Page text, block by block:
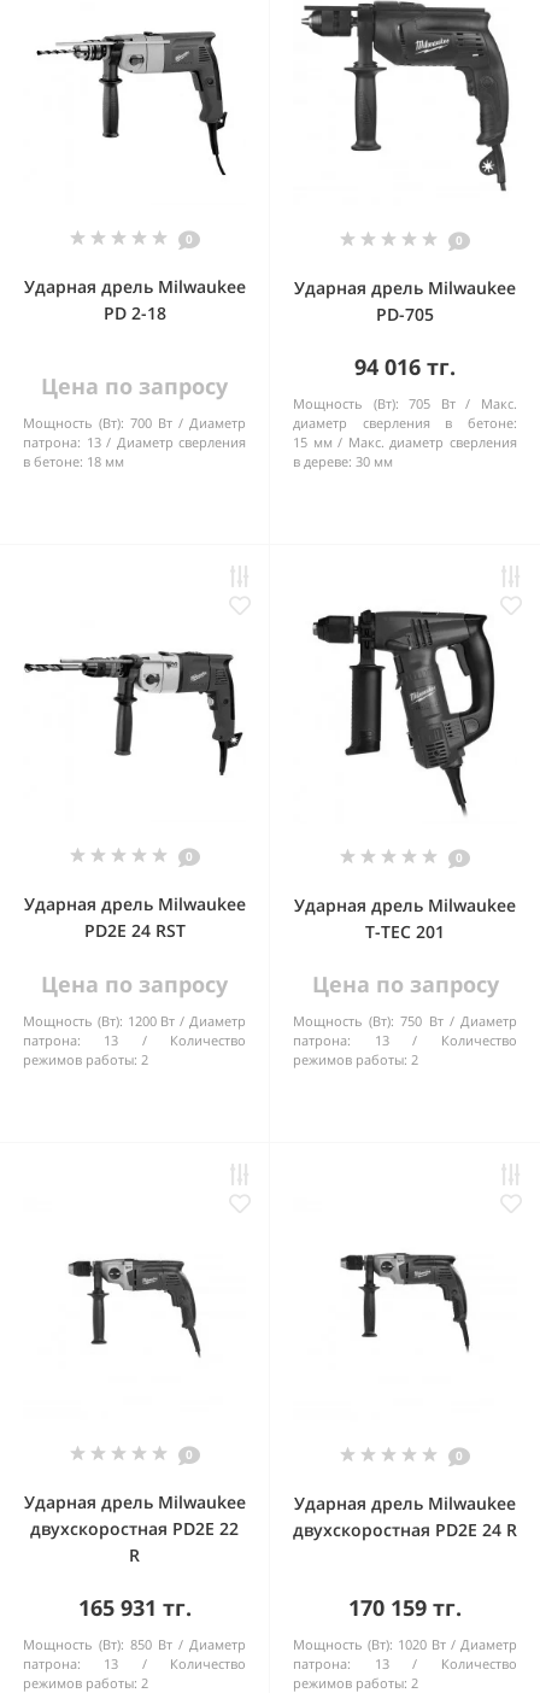
0
Ударная дрель Milwaukee
PD 2-18
Цена по запросу
Мощность (Вт): 700 Вт
Диаметр
патрона: 13
Диаметр сверления
в бетоне: 18 мм
0
Ударная дрель Milwaukee
PD-705
94 016 тг.
Мощность (Вт): 705 Вт
Макс.
диаметр сверления в бетоне:
15 мм
Макс. диаметр сверления
в дереве: 30 мм
0
Ударная дрель Milwaukee
PD2E 24 RST
Цена по запросу
Мощность (Вт): 1200 Вт
Диаметр
патрона:
13
Количество
режимов работы: 2
0
Ударная дрель Milwaukee
T-TEC 201
Цена по запросу
Мощность (Вт): 750 Вт
Диаметр
патрона:
13
Количество
режимов работы: 2
0
Ударная дрель Milwaukee
двухскоростная PD2E 22
R
165 931 тг.
Мощность (Вт): 850 Вт
Диаметр
патрона:
13
Количество
режимов работы: 2
0
Ударная дрель Milwaukee
двухскоростная PD2E 24 R
170 159 тг.
Мощность (Вт): 1020 Вт
Диаметр
патрона:
13
Количество
режимов работы: 2